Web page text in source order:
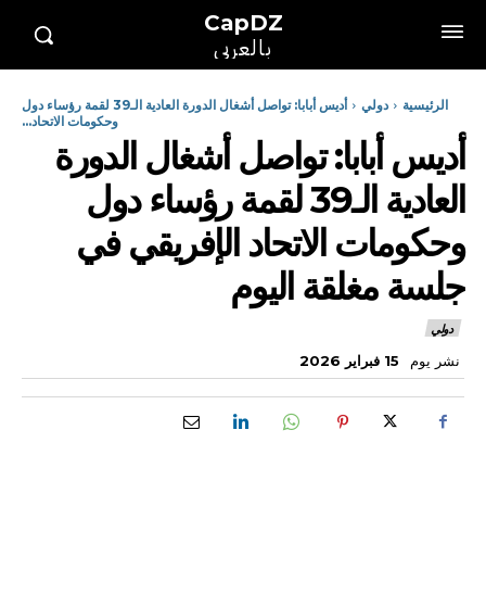
CapDZ
بالعربي
الرئيسية دولي
أديس أبابا: تواصل أشغال الدورة العادية الـ39 لقمة رؤساء دول
وحكومات الاتحاد...
أديس أبابا: تواصل أشغال الدورة
العادية الـ39 لقمة رؤساء دول
وحكومات الاتحاد الإفريقي في
جلسة مغلقة اليوم
دولي
نشر يوم 15 فبراير 2026